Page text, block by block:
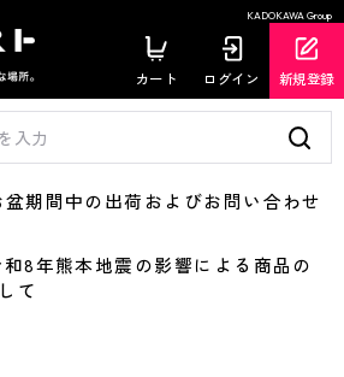
KADOKAWA Group
カート ログイン 新規登録
間中の出荷およびお問い合わせ
年熊本地震の影響による商品の
て